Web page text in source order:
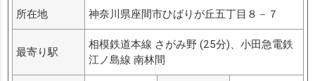
所在地 神奈川県座間市ひばりが丘五丁目８－７
最寄り駅
相模鉄道本線 さがみ野 (25分)、小田急電鉄
江ノ島線 南林間